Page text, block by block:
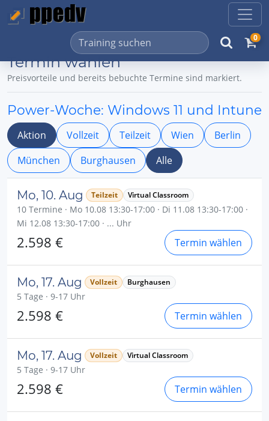
0
Termin wählen
Preisvorteile und bereits bebuchte Termine sind markiert.
Power-Woche: Windows 11 und Intune
Aktion Vollzeit Teilzeit Wien
Berlin
München
Burghausen Alle
Mo, 10. Aug Teilzeit Virtual Classroom
10 Termine · Mo 10.08 13:30-17:00 · Di 11.08 13:30-17:00 ·
Mi 12.08 13:30-17:00 · ... Uhr
2.598 € Termin wählen
Mo, 17. Aug Vollzeit Burghausen
5 Tage · 9-17 Uhr
2.598 € Termin wählen
Mo, 17. Aug Vollzeit Virtual Classroom
5 Tage · 9-17 Uhr
2.598 € Termin wählen